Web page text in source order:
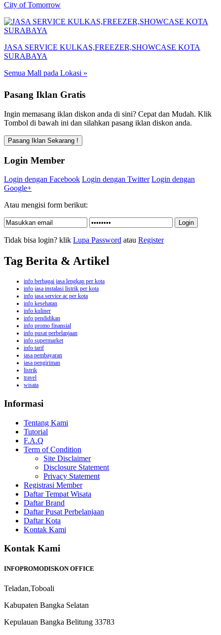
City of Tomorrow
JASA SERVICE KULKAS,FREEZER,SHOWCASE KOTA
SURABAYA
Semua Mall pada Lokasi »
Pasang Iklan Gratis
Ingin memasang iklan diskon anda di sini? Cepat dan Mudah. Klik
Tombol di bawah ini dan silahkan pasang iklan diskon anda.
Login Member
Login dengan Facebook Login dengan Twitter Login dengan
Google+
Atau mengisi form berikut:
Tidak bisa login? klik Lupa Password atau Register
Tag Berita & Artikel
info berbagai jasa lengkap per kota
info jasa instalasi listrik per kota
info jasa service ac per kota
info kesehatan
info kuliner
info pendidikan
info promo finansial
info pusat perbelanjaan
info supermarket
info tarif
jasa pembayaran
jasa pengiriman
listrik
travel
wisata
Informasi
Tentang Kami
Tutorial
F.A.Q
Term of Condition
Site Disclaimer
Disclosure Statement
Privacy Statement
Registrasi Member
Daftar Tempat Wisata
Daftar Brand
Daftar Pusat Perbelanjaan
Daftar Kota
Kontak Kami
Kontak Kami
INFOPROMODISKON OFFICE
Teladan,Toboali
Kabupaten Bangka Selatan
Kepulauan Bangka Belitung 33783